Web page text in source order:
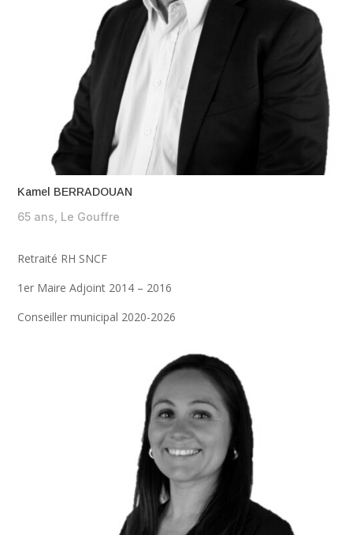
Kamel BERRADOUAN
65 ans, Le Gouffre
Retraité RH SNCF
1er Maire Adjoint 2014 – 2016
Conseiller municipal 2020-2026